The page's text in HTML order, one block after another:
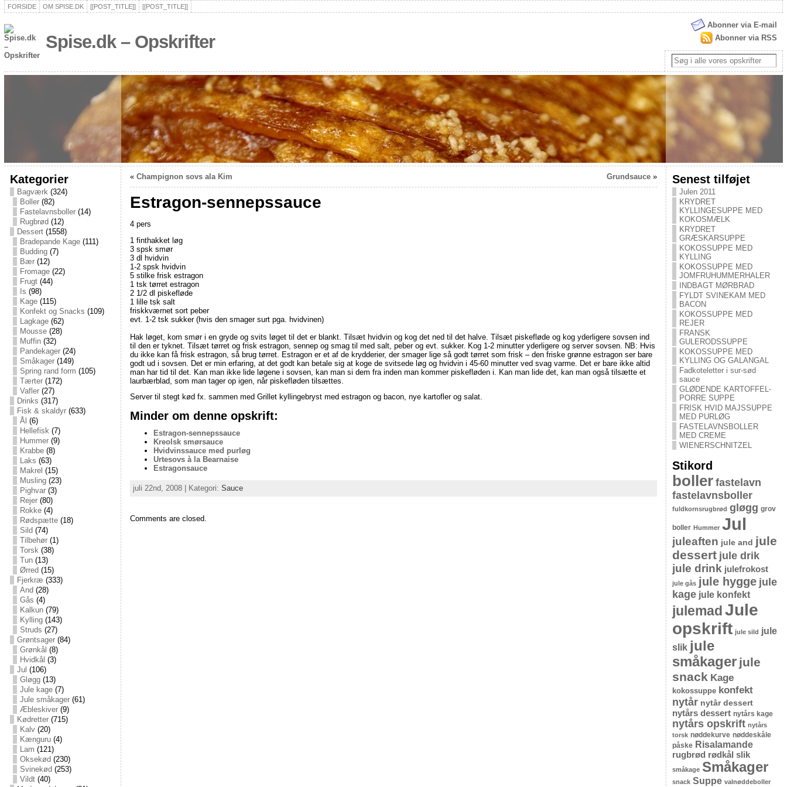
FORSIDE OM SPISE.DK [[POST_TITLE]] [[POST_TITLE]]
Spise.dk – Opskrifter
Abonner via E-mail
Abonner via RSS
Kategorier
Bagværk(324)
Boller(82)
Fastelavnsboller(14)
Rugbrød (12)
Dessert(1558)
Bradepande Kage(111)
Budding(7)
Bær(12)
Fromage(22)
Frugt(44)
Is (98)
Kage(115)
Konfekt og Snacks (109)
Lagkage(62)
Mousse(28)
Muffin(32)
Pandekager(24)
Småkager(149)
Spring rand form (105)
Tærter(172)
Vafler(27)
Drinks (317)
Fisk & skaldyr(633)
Ål (6)
Hellefisk(7)
Hummer(9)
Krabbe(8)
Laks (63)
Makrel (15)
Musling(23)
Pighvar(3)
Rejer(80)
Rokke(4)
Rødspætte(18)
Sild (74)
Tilbehør(1)
Torsk(38)
Tun(13)
Ørred (15)
Fjerkræ (333)
And (28)
Gås (4)
Kalkun(79)
Kylling(143)
Struds (27)
Grøntsager(84)
Grønkål (8)
Hvidkål (3)
Jul (106)
Gløgg(13)
Jule kage(7)
Jule småkager(61)
Æbleskiver(9)
Kødretter(715)
Kalv(20)
Kænguru(4)
Lam (121)
Oksekød (230)
Svinekød (253)
Vildt(40)
« Champignon sovs ala Kim Grundsauce»
Estragon-sennepssauce
4 pers
1 finthakket løg
3 spsk smør
3 dl hvidvin
1-2 spsk hvidvin
5 stilke frisk estragon
1 tsk tørret estragon
2 1/2 dl piskefløde
1 lille tsk salt
friskkværnet sort peber
evt. 1-2 tsk sukker (hvis den smager surt pga. hvidvinen)
Hak løget, kom smør i en gryde og svits løget til det er blankt. Tilsæt hvidvin og kog det ned til det halve. Tilsæt piskefløde og kog yderligere sovsen ind
til den er tyknet. Tilsæt tørret og frisk estragon, sennep og smag til med salt, peber og evt. sukker. Kog 1-2 minutter yderligere og server sovsen. NB: Hvis
du ikke kan få frisk estragon, så brug tørret. Estragon er et af de krydderier, der smager lige så godt tørret som frisk – den friske grønne estragon ser bare
godt ud i sovsen. Det er min erfaring, at det godt kan betale sig at koge de svitsede løg og hvidvin i 45-60 minutter ved svag varme. Det er bare ikke altid
man har tid til det. Kan man ikke lide løgene i sovsen, kan man si dem fra inden man kommer piskefløden i. Kan man lide det, kan man også tilsætte et
laurbærblad, som man tager op igen, når piskefløden tilsættes.
Server til stegt kød fx. sammen med Grillet kyllingebryst med estragon og bacon, nye kartofler og salat.
Minder om denne opskrift:
Estragon-sennepssauce
Kreolsk smørsauce
Hvidvinssauce med purløg
Urtesovs à la Bearnaise
Estragonsauce
juli 22nd, 2008 | Kategori: Sauce
Comments are closed.
Senest tilføjet
Julen 2011
KRYDRET
KYLLINGESUPPE MED
KOKOSMÆLK
KRYDRET
GRÆSKARSUPPE
KOKOSSUPPE MED
KYLLING
KOKOSSUPPE MED
JOMFRUHUMMERHALER
INDBAGT MØRBRAD
FYLDT SVINEKAM MED
BACON
KOKOSSUPPE MED
REJER
FRANSK
GULERODSSUPPE
KOKOSSUPPE MED
KYLLING OG GALANGAL
Fadkoteletter i sur-sød
sauce
GLØDENDE KARTOFFEL-
PORRE SUPPE
FRISK HVID MAJSSUPPE
MED PURLØG
FASTELAVNSBOLLER
MED CREME
WIENERSCHNITZEL
Stikord
boller fastelavn
fastelavnsboller
fuldkornsrugbrød gløgg grov
boller Hummer Jul
juleaften jule and jule
dessert jule drik
jule drink julefrokost
jule gås jule hygge jule
kage jule konfekt
julemad Jule
opskrift jule sild jule
slik jule
småkager jule
snack Kage
kokossuppe konfekt
nytår nytår dessert
nytårs dessert nytårs kage
nytårs opskrift nytårs
torsk nøddekurve nøddeskåle
påske Risalamande
rugbrød rødkål slik
småkage Småkager
snack Suppe valnøddeboller